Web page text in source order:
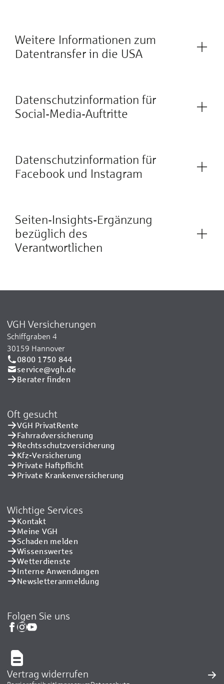
Weitere Informationen zum
Datentransfer in die USA
Datenschutzinformation für
Social-Media-Auftritte
Datenschutzinformation für
Facebook und Instagram
Seiten-Insights-Ergänzung
bezüglich des
Verantwortlichen
VGH Versicherungen
Schiffgraben 4
30159 Hannover
0800 1750 844
service@vgh.de
Berater finden
Oft gesucht
VGH PrivatRente
Fahrradversicherung
Rechtsschutzversicherung
Kfz-Versicherung
Private Haftpflicht
Private Kranken­versicherung
Wichtige Services
Kontakt
Meine VGH
Schaden melden
Wissenswertes
Wetterdienste
Interne Anwendungen
Newsletteranmeldung
Folgen Sie uns
Vertrag widerrufen